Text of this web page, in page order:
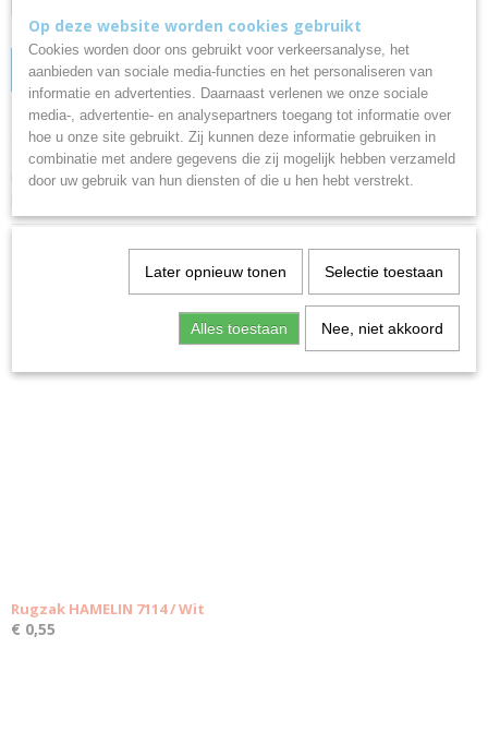
IN WINKELWAGEN
Omschrijving
Rugzak met trekkoord van gerecycled denim met katoenen koorden
Rugzak HAMELIN 7114 / Wit
€ 0,55
Op deze website worden cookies gebruikt
Cookies worden door ons gebruikt voor verkeersanalyse, het
aanbieden van sociale media-functies en het personaliseren van
informatie en advertenties. Daarnaast verlenen we onze sociale
media-, advertentie- en analysepartners toegang tot informatie over
hoe u onze site gebruikt. Zij kunnen deze informatie gebruiken in
combinatie met andere gegevens die zij mogelijk hebben verzameld
door uw gebruik van hun diensten of die u hen hebt verstrekt.
Later opnieuw tonen Selectie toestaan
Alles toestaan Nee, niet akkoord